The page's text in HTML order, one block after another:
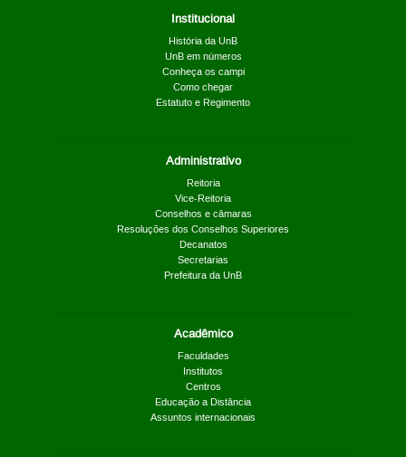
Institucional
História da UnB
UnB em números
Conheça os campi
Como chegar
Estatuto e Regimento
Administrativo
Reitoria
Vice-Reitoria
Conselhos e câmaras
Resoluções dos Conselhos Superiores
Decanatos
Secretarias
Prefeitura da UnB
Acadêmico
Faculdades
Institutos
Centros
Educação a Distância
Assuntos internacionais